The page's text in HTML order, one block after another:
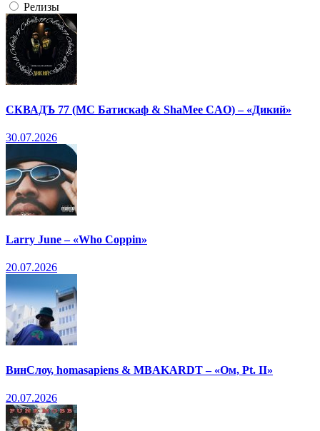
Релизы
СКВАДЪ 77 (МС Батискаф & ShaMee CAO) – «Дикий»
30.07.2026
Larry June – «Who Coppin»
20.07.2026
ВинСлоу, homasapiens & MBAKARDT – «Ом, Pt. II»
20.07.2026